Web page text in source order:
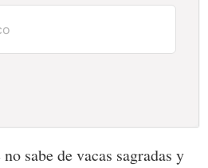
sabe de vacas sagradas y